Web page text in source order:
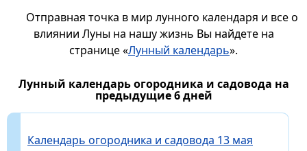
Отправная точка в мир лунного календаря и все о
влиянии Луны на нашу жизнь Вы найдете на
странице «Лунный календарь».
Лунный календарь огородника и садовода на
предыдущие 6 дней
Календарь огородника и садовода 13 мая